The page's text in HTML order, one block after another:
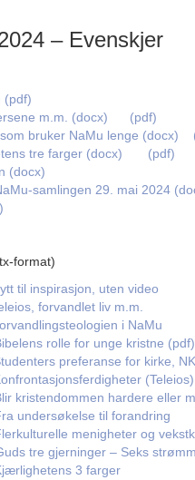
– Evenskjer
(pdf)
m.m. (docx)
(pdf)
bruker NaMu lenge (docx)
tre farger (docx)
(pdf)
(docx)
samlingen 29. mai 2024
format)
til inspirasjon, uten video
forvandlet liv m.m.
i NaMu
rolle for unge kristne (pdf)
preferanse for kirke,
(Teleios)
kristendommen hardere eller
undersøkelse til forandring
menigheter og
tre gjerninger – Seks
3 farger